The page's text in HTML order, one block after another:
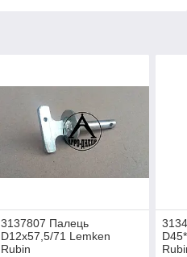
3137807 Палець
D12x57,5/71 Lemken
Rubin